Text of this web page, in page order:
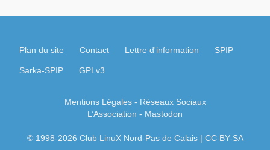
Plan du site Contact Lettre d'information SPIP
Sarka-SPIP GPLv3
Mentions Légales- Réseaux Sociaux
L’Association - Mastodon
© 1998-2026 Club LinuX Nord-Pas de Calais | CC BY-SA